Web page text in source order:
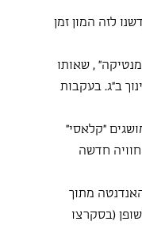
לזה המון זמן
, שאותו
ב״ג. בעקבות
״קלאסי״
של "ספרטקוס" (1954) לחצ'טוריאן - חוויה חדשה
מתוך
לשופן (בסקרצו